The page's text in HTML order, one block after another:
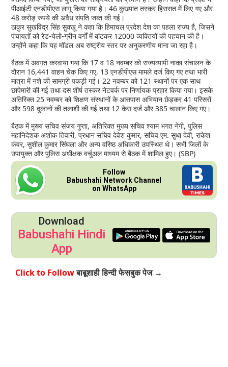
पीआईटी एनडीपीएस लागू किया गया है। 46 कुख्यात तस्कर हिरासत में लिए गए और
48 करोड़ रुपये की अवैध संपति जब्त की गई।
ठाकुर सुखविंद्र सिंह सुक्खू ने कहा कि हिमाचल प्रदेश देश का पहला राज्य है, जिसने
पंचायतों को रेड-येलो-ग्रीन वर्गों में बांटकर 12000 व्यक्तियों की पहचान की है।
उन्होंने कहा कि यह मॉडल अब राष्ट्रीय स्तर पर अनुकरणीय माना जा रहा है।
बैठक में अवगत करवाया गया कि 17 व 18 नवम्बर को राज्यव्यापी नाका संचालन के
दौरान 16,441 वाहन चेक किए गए, 13 एनडीपीएस मामले दर्ज किए गए तथा भारी
मात्रा में नशे की सामग्री पकड़ी गई। 22 नवम्बर को 121 स्थानों पर एक साथ
छापेमारी की गई तथा दस शीर्ष तस्कर नेटवर्क पर निर्णायक प्रहार किया गया। इसके
अतिरिक्त 25 नवम्बर को शिक्षण संस्थानों के आसपास अभियान छेड़कर 41 परिसरों
और 598 दुकानों की तलाशी की गई तथा 12 केस दर्ज और 385 चालान किए गए।
बैठक में मुख्य सचिव संजय गुप्ता, अतिरिक्त मुख्य सचिव श्याम भगत नेगी, पुलिस
महानिदेशक अशोक तिवारी, प्रधान सचिव देवेश कुमार, सचिव एम. सुधा देवी, राकेश
कंवर, सुशील कुमार सिंघला और अन्य वरिष्ठ अधिकारी उपस्थित थे। सभी जिलों के
उपायुक्त और पुलिस अधीक्षक वर्चुअल माध्यम से बैठक में शामिल हुए। (SBP)
Follow
Babushahi Network Channel
on WhatsApp
Download
Babushahi Hindi
App
Click to Followबाबूशाही हिन्दी फेसबुक पेज →